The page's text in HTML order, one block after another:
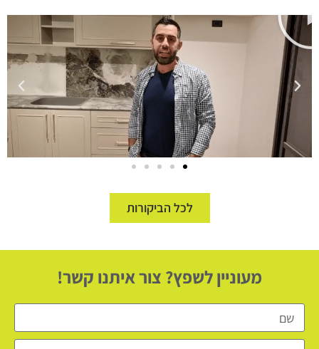
לכל הביקורות
מעוניין לשפץ? צור איתנו קשר!